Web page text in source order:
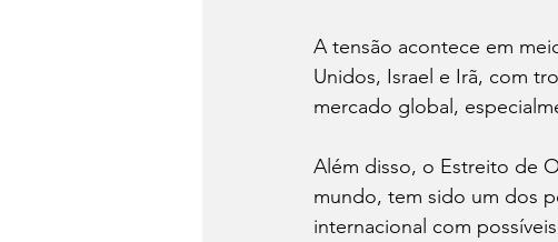
A tensão acontece em
Unidos, Israel e Irã, com
mercado global,
Além disso, o Estreito de
mundo, tem sido um dos
internacional com